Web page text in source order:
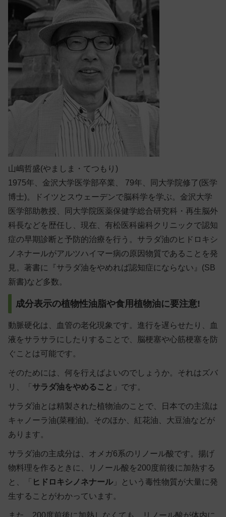
山嶋哲盛(やましま・てつもり)
1975年、金沢大学医学部卒業、 79年、同大学院修了(医学
博士)。ドイツとスウェーデンで脳科学を学ぶ。金沢大学
医学部助教授、同大学院医薬保健学総合研究科・再生脳外
科長などを歴任し、現在、有松医科歯科クリニックで認知
症の早期診断と予防的治療を行う。サラダ油のヒドロキシ
ノネナールがアルツハイマー病の原因物質であることを発
見。著書に『サラダ油をやめれば認知症にならない』(SB
新書)など多数。
成分表示の植物性油脂や食用植物油に要注意!
動脈硬化は、血管の老化現象です。進行を遅らせたり、血
液をサラサラにしたりすることで、脳梗塞や心筋梗塞を防
ぐことは可能です。
そのためには、何を行えばよいのでしょうか。それはズバ
リ、「 サラダ油をやめること 」です。
サラダ油とは精製された植物油のことで、日本での主流は
キャノーラ油(菜種油)。そのほか、紅花油、大豆油などが
あります。
サラダ油の主成分は、オメガ6系のリノール酸です。揚げ
物料理を作るときに、リノール酸を200度前後に加熱する
と、「 ヒドロキシノネナール」という毒性物質が大量に発
生することがわかっています。
また、200度前後に加熱しなくても、リノール酸が体内に